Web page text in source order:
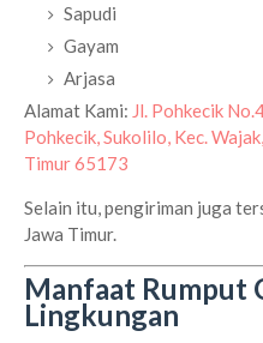
Sapudi
Gayam
Arjasa
Alamat Kami: Jl. Pohkecik
Pohkecik, Sukolilo, Kec.
Timur 65173
Selain itu, pengiriman juga
Jawa Timur.
Manfaat Rumput
Lingkungan